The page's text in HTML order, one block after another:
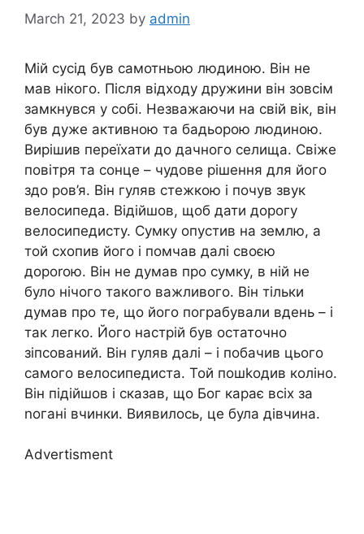
March 21, 2023 by admin
Мій сусід був самотньою людиною. Він не
мав нікого. Після відходу дружини він зовсім
замкнувся у собі. Незважаючи на свій вік, він
був дуже активною та бадьорою людиною.
Вирішив переїхати до дачного селища. Свіже
повітря та сонце – чудове рішення для його
здо ров’я. Він гуляв стежкою і почув звук
велосипеда. Відійшов, щоб дати дорогу
велосипедисту. Сумку опустив на землю, а
той схопив його і помчав далі своєю
дороrою. Він не думав про сумку, в ній не
було нічого такого важливого. Він тільки
думав про те, що його пограбували вдень – і
так легко. Його настрій був остаточно
зіпсований. Він гуляв далі – і побачив цього
самого велосипедиста. Той пошkодив коліно.
Він підійшов і сказав, що Бог карає всіх за
nогані вчинки. Виявилось, це була дівчина.
Advertisment